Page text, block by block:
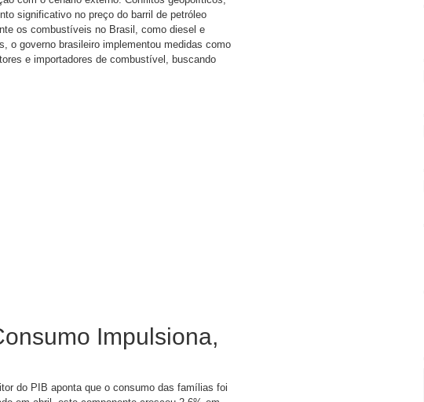
significativo no preço do barril de petróleo
os combustíveis no Brasil, como diesel e
o governo brasileiro implementou medidas como
e importadores de combustível, buscando
Impulsiona,
do PIB aponta que o consumo das famílias foi